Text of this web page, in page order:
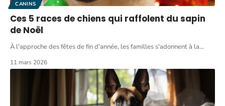
CANINS
Ces 5 races de chiens qui raffolent du sapin
de Noël
À l'approche des fêtes de fin d'année, les familles s'adonnent à la…
11 mars 2026